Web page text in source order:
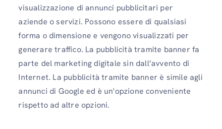
visualizzazione di annunci pubblicitari per
aziende o servizi. Possono essere di qualsiasi
forma o dimensione e vengono visualizzati per
generare traffico. La pubblicità tramite banner fa
parte del marketing digitale sin dall’avvento di
Internet. La pubblicità tramite banner è simile agli
annunci di Google ed è un'opzione conveniente
rispetto ad altre opzioni.